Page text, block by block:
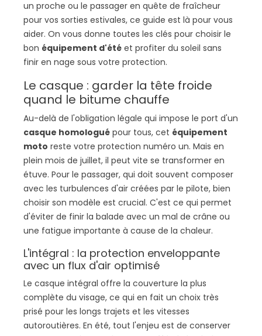
un proche ou le passager en quête de fraîcheur
pour vos sorties estivales, ce guide est là pour vous
aider. On vous donne toutes les clés pour choisir le
bon équipement d'été et profiter du soleil sans
finir en nage sous votre protection.
Le casque : garder la tête froide
quand le bitume chauffe
Au-delà de l'obligation légale qui impose le port d'un
casque homologué pour tous, cet équipement
moto reste votre protection numéro un. Mais en
plein mois de juillet, il peut vite se transformer en
étuve. Pour le passager, qui doit souvent composer
avec les turbulences d'air créées par le pilote, bien
choisir son modèle est crucial. C'est ce qui permet
d'éviter de finir la balade avec un mal de crâne ou
une fatigue importante à cause de la chaleur.
L'intégral : la protection enveloppante
avec un flux d'air optimisé
Le casque intégral offre la couverture la plus
complète du visage, ce qui en fait un choix très
prisé pour les longs trajets et les vitesses
autoroutières. En été, tout l'enjeu est de conserver